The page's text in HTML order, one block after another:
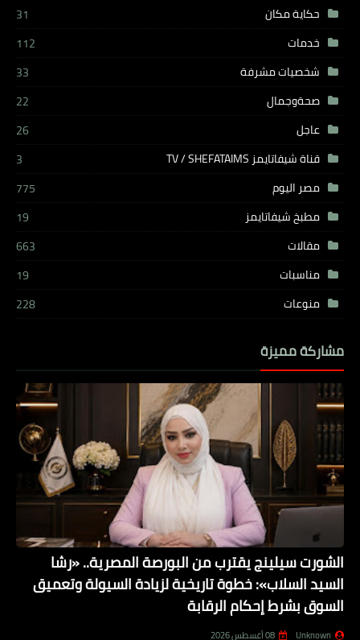
حكاية مكان
31
خدمات
112
شخصيات مشرفة
33
صحةوجمال
22
عاجل
26
قناة شيفاتايمز TV / SHEFATAIMS
3
مصر اليوم
775
مطبخ شيفاتايمز
19
مقالات
663
مناسبات
19
منوعات
228
مشاركة مميزة
الشورت سيلينج يقترب من البورصة المصرية.. «رشا
السيد السلاب»: خطوة تاريخية لزيادة السيولة وتعميق
السوق بشرط إحكام الرقابة
Unknown 08 أغسطس 2026